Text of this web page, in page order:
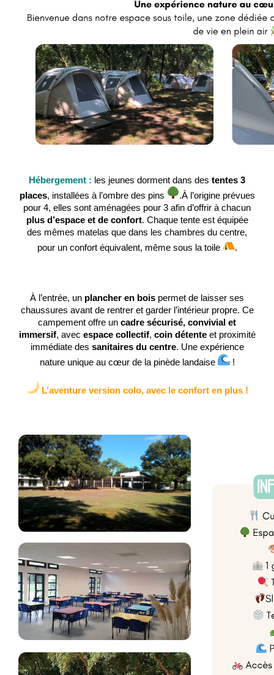
Hébergement : les jeunes dorment dans des tentes 3
places, installées à l’ombre des pins
.À l’origine prévues
pour 4, elles sont aménagées pour 3 afin d’offrir à chacun
plus d’espace et de confort. Chaque tente est équipée
des mêmes matelas que dans les chambres du centre,
pour un confort équivalent, même sous la toile
.
À l’entrée, un plancher en bois permet de laisser ses
chaussures avant de rentrer et garder l’intérieur propre. Ce
campement offre un cadre sécurisé, convivial et
immersif, avec espace collectif, coin détenteet proximité
immédiate des sanitaires du centre. Une expérience
nature unique au cœur de la pinède landaise
!
L’aventure version colo, avec le confort en plus !